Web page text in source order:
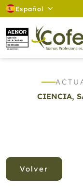
Español
CIENCIA,
Volver